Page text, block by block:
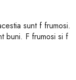
sunt f frumosi.
buni. F frumosi si f